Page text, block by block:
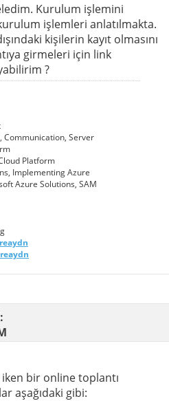
Kurulum işlemini
işlemleri anlatılmakta.
kişilerin kayıt olmasını
girmeleri için link
?
Communication, Server
Platform
Implementing Azure
Azure Solutions, SAM
bir online toplantı
aşağıdaki gibi: